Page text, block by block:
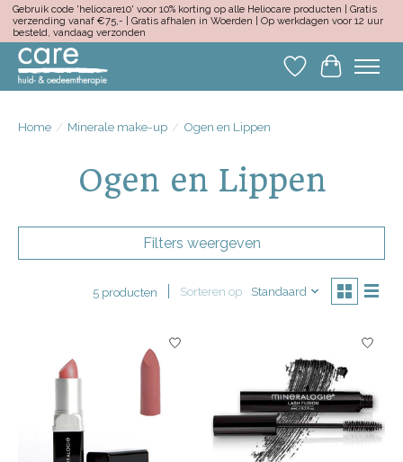
Gebruik code 'heliocare10' voor 10% korting op alle Heliocare producten | Gratis
verzending vanaf €75,- | Gratis afhalen in Woerden | Op werkdagen voor 12 uur
besteld, vandaag verzonden
Verlanglijst
Home / Minerale make-up / Ogen en Lippen
Ogen en Lippen
Filters weergeven
5 producten Sorteren op Standaard